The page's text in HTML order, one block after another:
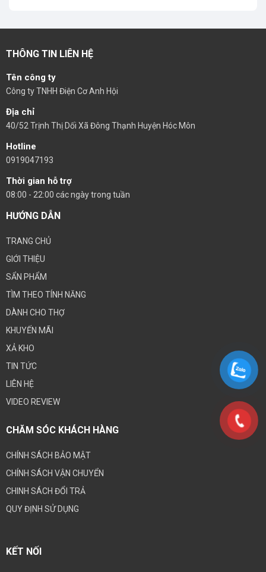
THÔNG TIN LIÊN HỆ
Tên công ty
Công ty TNHH Điện Cơ Anh Hội
Địa chỉ
40/52 Trịnh Thị Dối Xã Đông Thạnh Huyện Hóc Môn
Hotline
0919047193
Thời gian hỗ trợ
08:00 - 22:00 các ngày trong tuần
HƯỚNG DẪN
TRANG CHỦ
GIỚI THIỆU
SẨN PHẨM
TÌM THEO TÍNH NĂNG
DÀNH CHO THỢ
KHUYẾN MÃI
XẢ KHO
TIN TỨC
LIÊN HỆ
VIDEO REVIEW
CHĂM SÓC KHÁCH HÀNG
CHÍNH SÁCH BẢO MẬT
CHÍNH SÁCH VẬN CHUYỂN
CHINH SÁCH ĐỔI TRẢ
QUY ĐỊNH SỬ DỤNG
KẾT NỐI